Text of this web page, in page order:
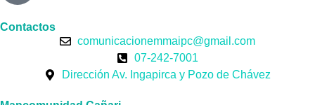
Contactos
comunicacionemmaipc@gmail.com
07-242-7001
Dirección Av. Ingapirca y Pozo de Chávez